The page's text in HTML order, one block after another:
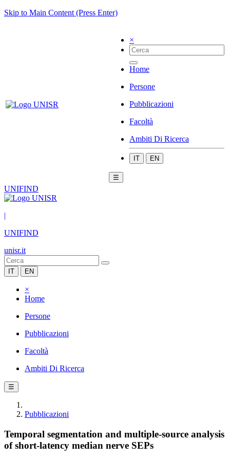
Skip to Main Content (Press Enter)
×
Home
Persone
Pubblicazioni
Facoltà
Ambiti Di Ricerca
IT EN
☰
UNIFIND
|
UNIFIND
unisr.it
IT EN
×
Home
Persone
Pubblicazioni
Facoltà
Ambiti Di Ricerca
☰
Pubblicazioni
Temporal segmentation and multiple-source analysis
of short-latency median nerve SEPs